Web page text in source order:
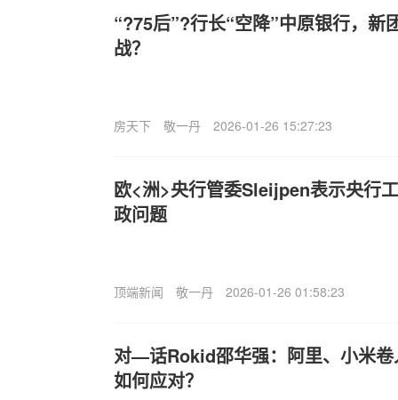
“?75后”?行长“空降”中原银行，新
战？
房天下 敬一丹 2026-01-26 15:27:23
欧<洲>央行管委Sleijpen表示央行
政问题
顶端新闻 敬一丹 2026-01-26 01:58:23
对—话Rokid邵华强：阿里、小米
如何应对？